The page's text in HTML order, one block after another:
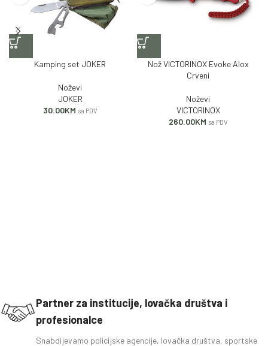
Kamping set JOKER
Noževi
JOKER
30.00KM sa PDV
Nož VICTORINOX Evoke Alox
Crveni
Noževi
VICTORINOX
260.00KM sa PDV
Partner za institucije, lovačka društva i
profesionalce
Snabdijevamo policijske agencije, lovačka društva, sportske